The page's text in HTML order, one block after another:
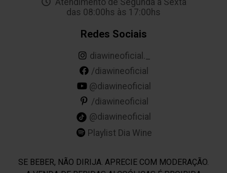
das 08:00hs às 17:00hs
Redes Sociais
diawineoficial._
/diawineoficial
@diawineoficial
/diawineoficial
@diawineoficial
Playlist Dia Wine
SE BEBER, NÃO DIRIJA. APRECIE COM MODERAÇÃO.